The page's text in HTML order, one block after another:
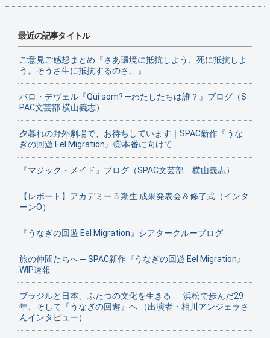
最近の記事タイトル
ご意見ご感想まとめ『さあ環境に抵抗しよう、死に抵抗しよ
う。そうさ生に抵抗するのさ、』
バロ・デヴェル『Qui som? ―わたしたちは誰？』ブログ（S
PAC文芸部 横山義志）
夕暮れの野外劇場で、お待ちしています｜SPAC新作『うな
ぎの回遊 Eel Migration』⑥本番に向けて
『マジック・メイド』ブログ（SPAC文芸部 横山義志）
【レポート】アカデミー５期生 成果発表会＆修了式（インタ
ーンO）
『うなぎの回遊 Eel Migration』シアタークルーブログ
旅の仲間たちへ ─ SPAC新作『うなぎの回遊 Eel Migration』
WIP速報
ブラジルと日本、ふたつの文化を生きる──浜松で歩んだ29
年、そして『うなぎの回遊』へ （出演者・相川アンジェラさ
んインタビュー）